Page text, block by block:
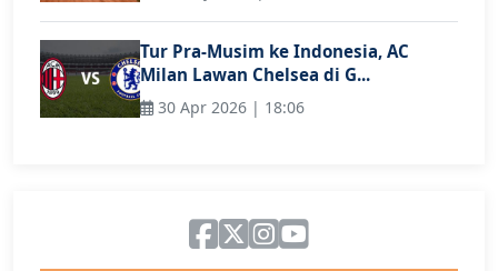
Tur Pra-Musim ke Indonesia, AC
Milan Lawan Chelsea di G...
30 Apr 2026 | 18:06